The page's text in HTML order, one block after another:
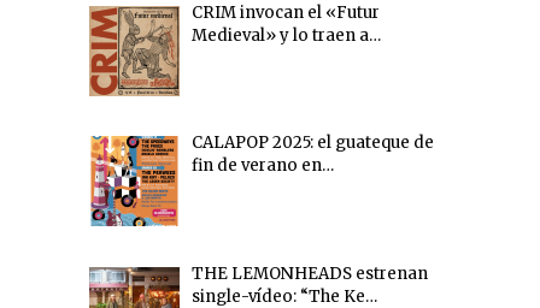
CRIM invocan el «Futur
Medieval» y lo traen a…
CALAPOP 2025: el guateque de
fin de verano en…
THE LEMONHEADS estrenan
single-vídeo: “The Ke…